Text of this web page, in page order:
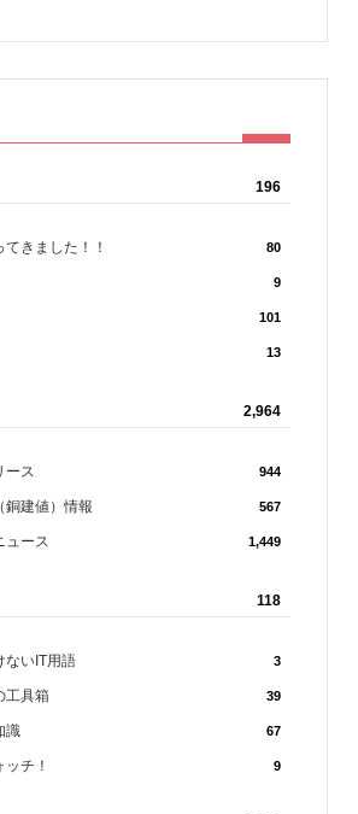
196
てきました！！ 80
9
101
13
2,964
ース 944
銅建値）情報 567
ュース 1,449
118
ないIT用語 3
工具箱 39
識 67
チ！ 9